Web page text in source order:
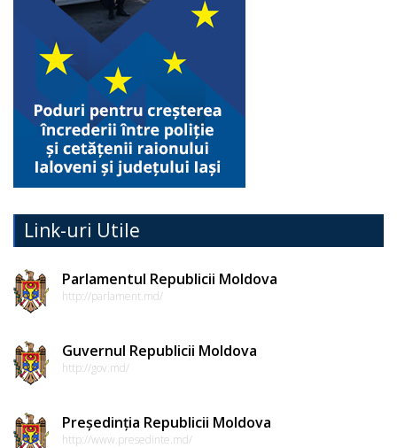
Link-uri Utile
Parlamentul Republicii Moldova
http://parlament.md/
Guvernul Republicii Moldova
http://gov.md/
Președinția Republicii Moldova
http://www.presedinte.md/